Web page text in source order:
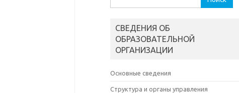
СВЕДЕНИЯ ОБ
ОБРАЗОВАТЕЛЬНОЙ
ОРГАНИЗАЦИИ
Основные сведения
Структура и органы управления